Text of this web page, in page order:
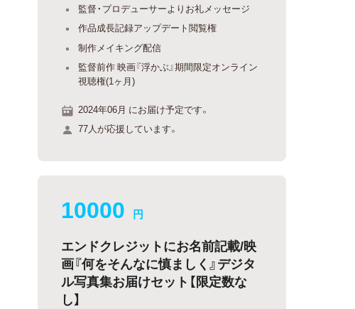
監督・プロデューサーよりお礼メッセージ
作品成長記録アップデート閲覧権
制作メイキング配信
監督前作 映画『浮かぶ』期間限定オンライン
視聴権(1ヶ月)
2024年06月 にお届け予定です。
77人が応援しています。
10000 円
エンドクレジットにお名前記載/映
画『何をそんなに慎ましく』デジタ
ル写真集お届けセット【限定数な
し】